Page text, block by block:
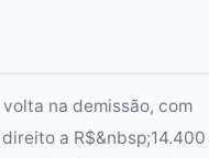
na demissão, com
a R$&nbsp;14.400